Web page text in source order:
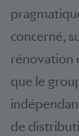
concerné,
rénovation
que le
de